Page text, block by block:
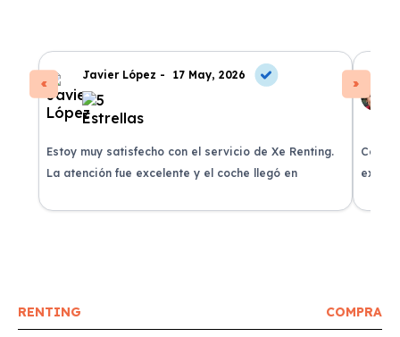
Javier López - 17 May, 2026
Estoy muy satisfecho con el servicio de Xe Renting.
La atención fue excelente y el coche llegó en
RENTING COMPRA